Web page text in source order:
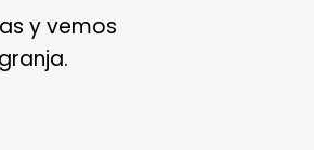
y vemos